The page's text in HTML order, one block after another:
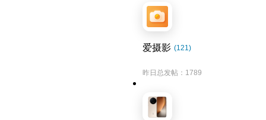
爱摄影 (121)
昨日总发帖：1789